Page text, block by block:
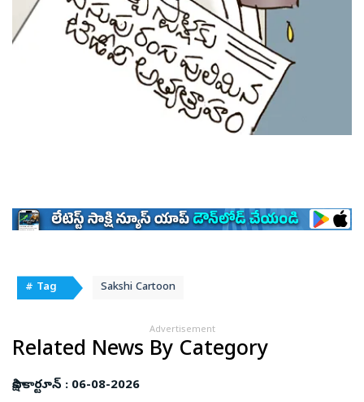
# Tag Sakshi Cartoon
Advertisement
Related News By Category
సాక్షి కార్టూన్‌ : 06-08-2026